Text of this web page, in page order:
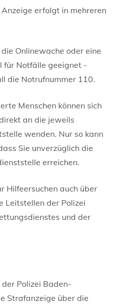
erfolgt in mehreren
Onlinewache oder eine
für Notfälle geeignet -
die Notrufnummer 110.
Menschen können sich
an die jeweils
wenden. Nur so kann
Sie unverzüglich die
erreichen.
Hilfeersuchen auch über
Leitstellen der Polizei
und der
Polizei Baden-
Strafanzeige über die